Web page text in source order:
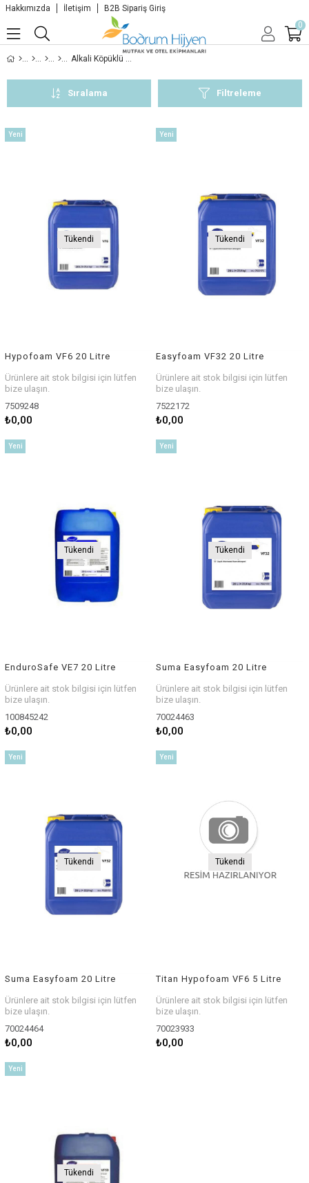
Hakkımızda İletişim
B2B Sipariş Giriş
0
Alkali Köpüklü Temizlik Ürünleri
Filtreleme
Sıralama
Tükendi
Hypofoam VF6 20 Litre
Ürünlere ait stok bilgisi için lütfen
bize ulaşın.
7509248
₺0,00
Yeni
Tükendi
Easyfoam VF32 20 Litre
Ürünlere ait stok bilgisi için lütfen
bize ulaşın.
7522172
₺0,00
Yeni
Tükendi
EnduroSafe VE7 20 Litre
Ürünlere ait stok bilgisi için lütfen
bize ulaşın.
100845242
₺0,00
Yeni
Tükendi
Suma Easyfoam 20 Litre
Ürünlere ait stok bilgisi için lütfen
bize ulaşın.
70024463
₺0,00
Yeni
Tükendi
Suma Easyfoam 20 Litre
Ürünlere ait stok bilgisi için lütfen
bize ulaşın.
70024464
₺0,00
Yeni
Tükendi
Titan Hypofoam VF6 5 Litre
Ürünlere ait stok bilgisi için lütfen
bize ulaşın.
70023933
₺0,00
Yeni
Tükendi
Yeni